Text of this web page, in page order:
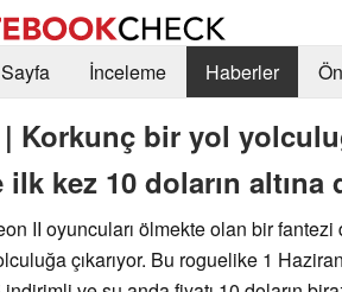
İnceleme Haberler
Korkunç bir yol
ilk kez 10 doların altına
II oyuncuları ölmekte olan bir fantezi
çıkarıyor. Bu roguelike 1